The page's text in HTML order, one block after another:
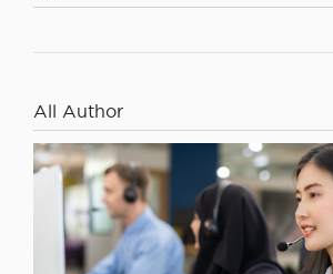
All Author